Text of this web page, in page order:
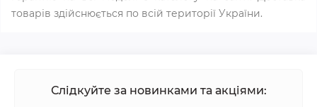
товарів здійснюється по всій території України.
Слідкуйте за новинками та акціями: